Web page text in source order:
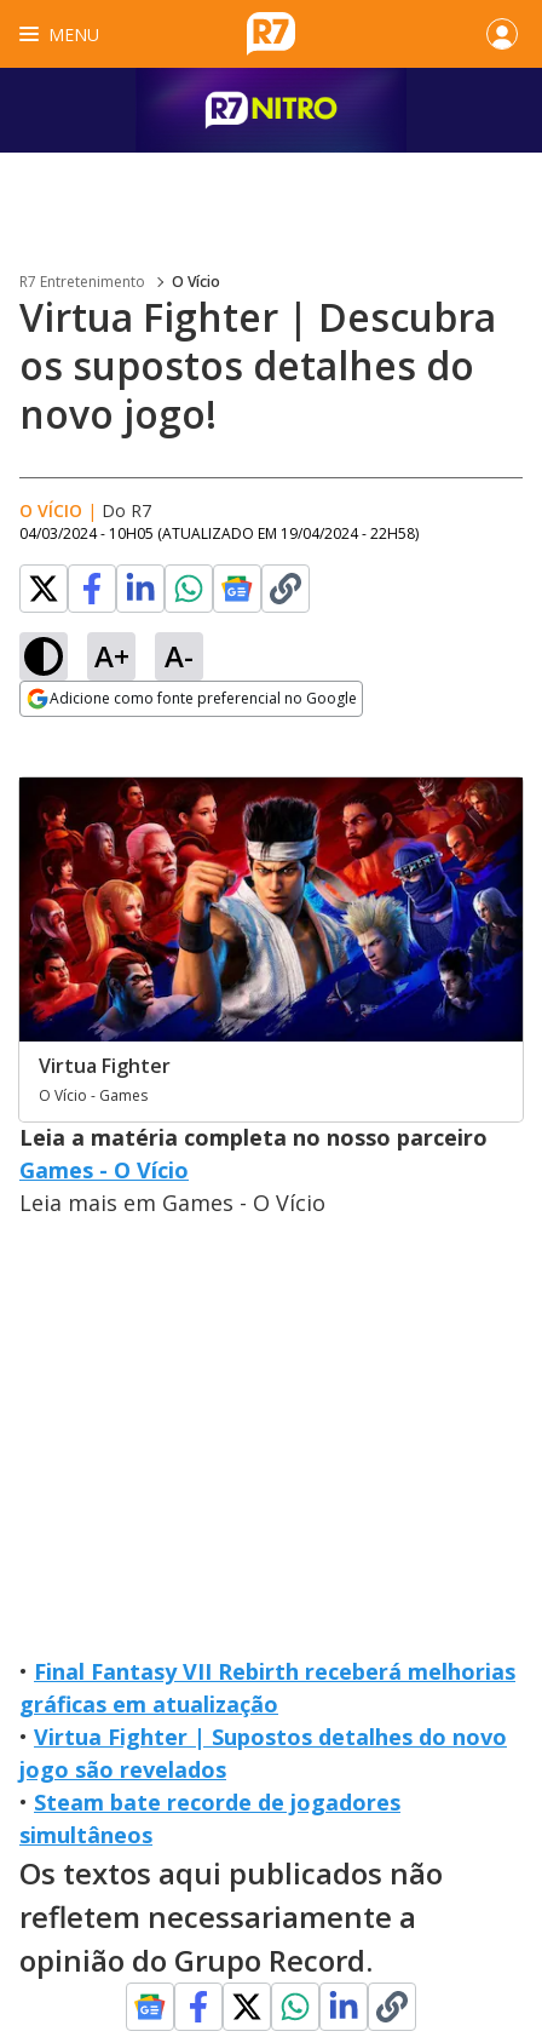
MENU
R7 Entretenimento O Vício
Virtua Fighter | Descubra
os supostos detalhes do
novo jogo!
O VÍCIO | Do R7
04/03/2024 - 10H05 (ATUALIZADO EM 19/04/2024 - 22H58)
A+ A-
Adicione como fonte preferencial no Google
Virtua Fighter
O Vício - Games
Leia a matéria completa no nosso parceiro
Games - O Vício
Leia mais em Games - O Vício
• Final Fantasy VII Rebirth receberá melhorias
gráficas em atualização
• Virtua Fighter | Supostos detalhes do novo
jogo são revelados
• Steam bate recorde de jogadores
simultâneos
Os textos aqui publicados não
refletem necessariamente a
opinião do Grupo Record.